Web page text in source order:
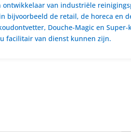
ontwikkelaar van industriële
bijvoorbeeld de retail, de horeca en
Douche-Magic en
facilitair van dienst kunnen zijn.